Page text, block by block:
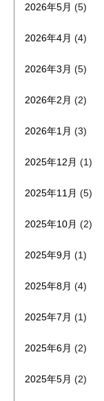
2026年5月 (5)
2026年4月 (4)
2026年3月 (5)
2026年2月 (2)
2026年1月 (3)
2025年12月 (1)
2025年11月 (5)
2025年10月 (2)
2025年9月 (1)
2025年8月 (4)
2025年7月 (1)
2025年6月 (2)
2025年5月 (2)